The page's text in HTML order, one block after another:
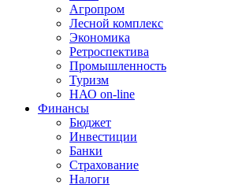
Агропром
Лесной комплекс
Экономика
Ретроспектива
Промышленность
Туризм
НАО on-line
Финансы
Бюджет
Инвестиции
Банки
Страхование
Налоги